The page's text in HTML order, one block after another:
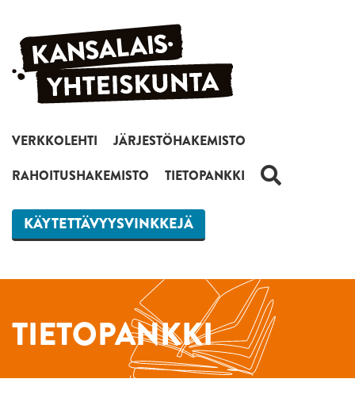
Siirry sisältöön
VERKKOLEHTI
JÄRJESTÖHAKEMISTO
RAHOITUSHAKEMISTO
TIETOPANKKI HAKU
KÄYTETTÄVYYSVINKKEJÄ
TIETOPANKKI